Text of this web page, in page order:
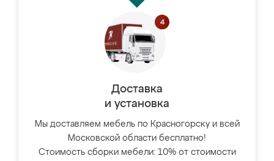
Доставка
и установка
Мы доставляем мебель по Красногорску и всей
Московской области бесплатно!
Стоимость сборки мебели: 10% от стоимости